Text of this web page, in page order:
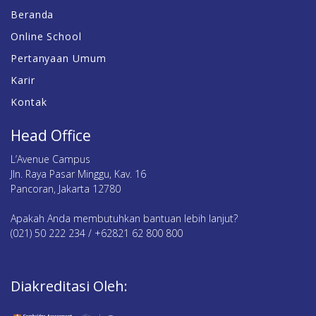
Beranda
Online School
Pertanyaan Umum
Karir
Kontak
Head Office
L’Avenue Campus
Jln. Raya Pasar Minggu, Kav. 16
Pancoran, Jakarta 12780
Apakah Anda membutuhkan bantuan lebih lanjut?
(021) 50 222 234 / +62821 62 800 800
Diakreditasi Oleh: